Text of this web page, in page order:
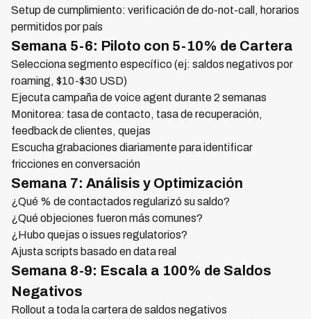
Setup de cumplimiento: verificación de do-not-call, horarios
permitidos por país
Semana 5-6: Piloto con 5-10% de Cartera
Selecciona segmento específico (ej: saldos negativos por
roaming, $10-$30 USD)
Ejecuta campaña de voice agent durante 2 semanas
Monitorea: tasa de contacto, tasa de recuperación,
feedback de clientes, quejas
Escucha grabaciones diariamente para identificar
fricciones en conversación
Semana 7: Análisis y Optimización
¿Qué % de contactados regularizó su saldo?
¿Qué objeciones fueron más comunes?
¿Hubo quejas o issues regulatorios?
Ajusta scripts basado en data real
Semana 8-9: Escala a 100% de Saldos
Negativos
Rollout a toda la cartera de saldos negativos